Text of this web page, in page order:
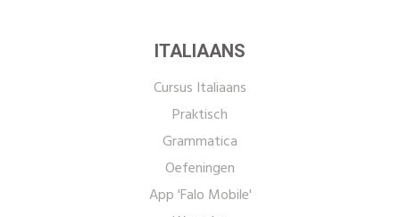
ITALIAANS
Cursus Italiaans
Praktisch
Grammatica
Oefeningen
App 'Falo Mobile'